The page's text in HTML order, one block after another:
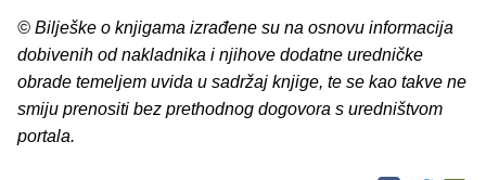
© Bilješke o knjigama izrađene su na osnovu informacija
dobivenih od nakladnika i njihove dodatne uredničke
obrade temeljem uvida u sadržaj knjige, te se kao takve ne
smiju prenositi bez prethodnog dogovora s uredništvom
portala.